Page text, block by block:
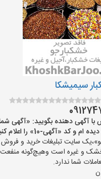
سیمیشکا
آگهی دهنده بگویید: «آگهی
«آگهی-10» را اعلام کنید»
سایت تبلیغات خرید و فروش
خشک و غیره است وهیچ‌گونه
شما ندارد.